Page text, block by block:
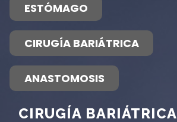
ESTÓMAGO
CIRUGÍA BARIÁTRICA
ANASTOMOSIS
CIRUGÍA BARIÁTRICA